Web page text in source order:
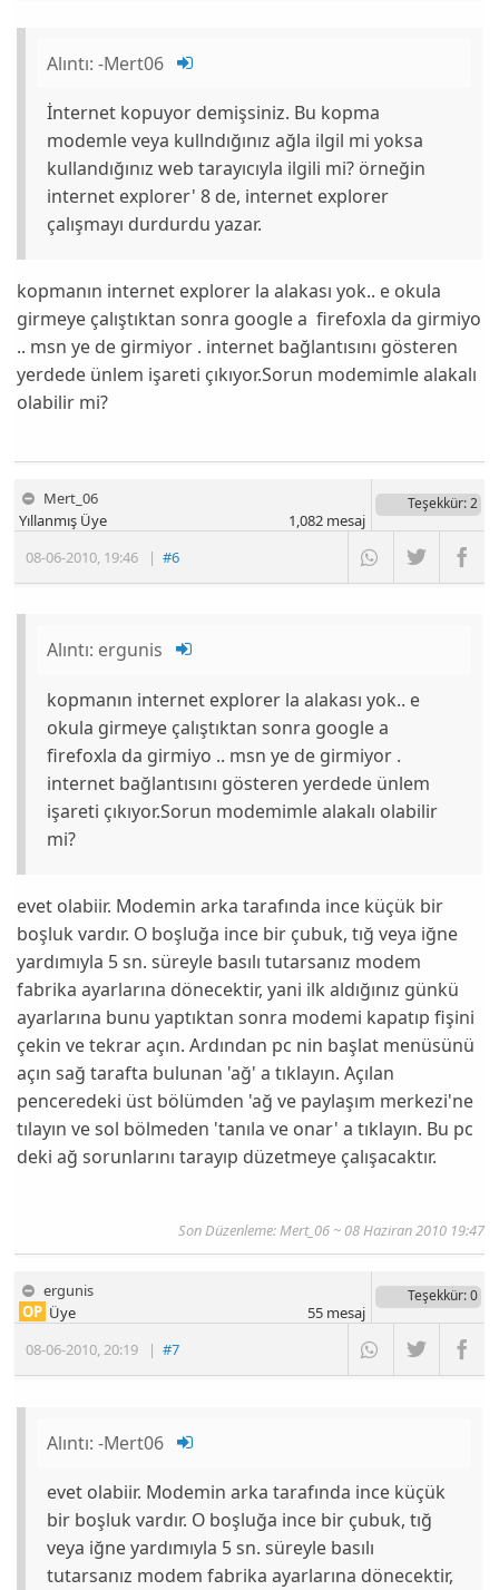
Alıntı:-Mert06
İnternet kopuyor demişsiniz. Bu kopma
modemle veya kullndığınız ağla ilgil mi yoksa
kullandığınız web tarayıcıyla ilgili mi? örneğin
internet explorer' 8 de, internet explorer
çalışmayı durdurdu yazar.
kopmanın internet explorer la alakası yok.. e okula
girmeye çalıştıktan sonra google a firefoxla da girmiyo
.. msn ye de girmiyor . internet bağlantısını gösteren
yerdede ünlem işareti çıkıyor.Sorun modemimle alakalı
olabilir mi?
Mert_06
08-06-2010, 19:46 |#6
Yıllanmış Üye
Teşekkür: 2
1,082mesaj
Alıntı: ergunis
kopmanın internet explorer la alakası yok.. e
okula girmeye çalıştıktan sonra google a
firefoxla da girmiyo .. msn ye de girmiyor .
internet bağlantısını gösteren yerdede ünlem
işareti çıkıyor.Sorun modemimle alakalı olabilir
mi?
evet olabiir. Modemin arka tarafında ince küçük bir
boşluk vardır. O boşluğa ince bir çubuk, tığ veya iğne
yardımıyla 5 sn. süreyle basılı tutarsanız modem
fabrika ayarlarına dönecektir, yani ilk aldığınız günkü
ayarlarına bunu yaptıktan sonra modemi kapatıp fişini
çekin ve tekrar açın. Ardından pc nin başlat menüsünü
açın sağ tarafta bulunan 'ağ' a tıklayın. Açılan
penceredeki üst bölümden 'ağ ve paylaşım merkezi'ne
tılayın ve sol bölmeden 'tanıla ve onar' a tıklayın. Bu pc
deki ağ sorunlarını tarayıp düzetmeye çalışacaktır.
Son Düzenleme: Mert_06 ~ 08 Haziran 2010 19:47
ergunis
08-06-2010,20:19 |#7
OP Üye
Teşekkür: 0
55mesaj
Alıntı:-Mert06
evet olabiir. Modemin arka tarafında ince küçük
bir boşluk vardır. O boşluğa ince bir çubuk, tığ
veya iğne yardımıyla 5 sn. süreyle basılı
tutarsanız modem fabrika ayarlarına dönecektir,